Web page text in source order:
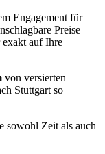
Engagement für
Preise
exakt auf Ihre
von versierten
Stuttgart so
sowohl Zeit als auch